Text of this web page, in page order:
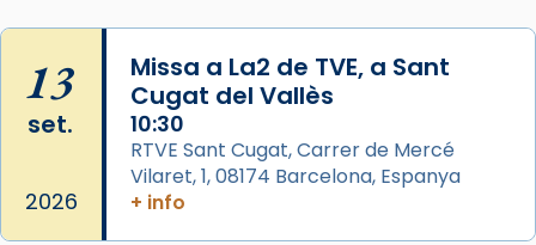
L’arquebisbe de Barcelona, el cardenal Joan
Josep Omella, ha presidit la missa i l’ha
concelebrat el bisbe auxiliar de Barcelona,
Mons. David Abadías.
📸 Dr. G. Simón
13
set.
2026
Missa a La2 de TVE, a Sant
Cugat del Vallès
10:30
RTVE Sant Cugat, Carrer de Mercé
Vilaret, 1, 08174 Barcelona, Espanya
+ info